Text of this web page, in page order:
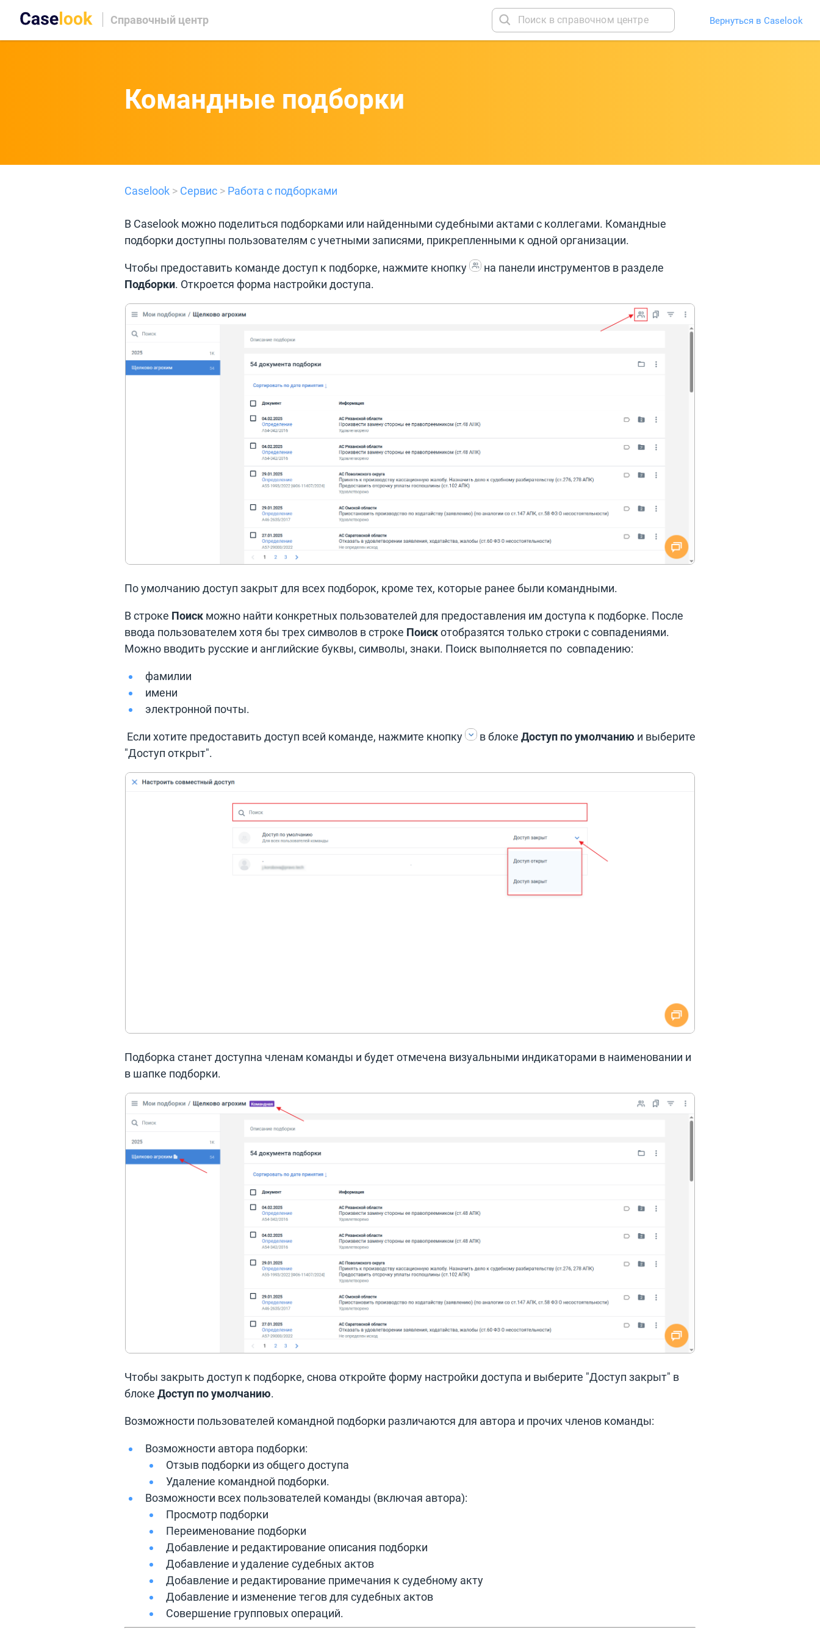
Справочный центр Вернуться в Caselook
Командные подборки
Caselook > Сервис > Работа с подборками
В Caselook можно поделиться подборками или найденными судебными актами с коллегами. Командные
подборки доступны пользователям с учетными записями, прикрепленными к одной организации.
Чтобы предоставить команде доступ к подборке, нажмите кнопку
на панели инструментов в разделе
Подборки. Откроется форма настройки доступа.
По умолчанию доступ закрыт для всех подборок, кроме тех, которые ранее были командными.
В строке Поиск можно найти конкретных пользователей для предоставления им доступа к подборке. После
ввода пользователем хотя бы трех символов в строке Поискотобразятся только строки с совпадениями.
Можно вводить русские и английские буквы, символы, знаки. Поиск выполняется по совпадению:
фамилии
имени
электронной почты.
Если хотите предоставить доступ всей команде, нажмите кнопку
в блоке Доступ по умолчанию и выберите
"Доступ открыт".
Подборка станет доступна членам команды и будет отмечена визуальными индикаторами в наименовании и
в шапке подборки.
Чтобы закрыть доступ к подборке, снова откройте форму настройки доступа и выберите "Доступ закрыт" в
блоке Доступ по умолчанию.
Возможности пользователей командной подборки различаются для автора и прочих членов команды:
Возможности автора подборки:
Отзыв подборки из общего доступа
Удаление командной подборки.
Возможности всех пользователей команды (включая автора):
Просмотр подборки
Переименование подборки
Добавление и редактирование описания подборки
Добавление и удаление судебных актов
Добавление и редактирование примечания к судебному акту
Добавление и изменение тегов для судебных актов
Совершение групповых операций.